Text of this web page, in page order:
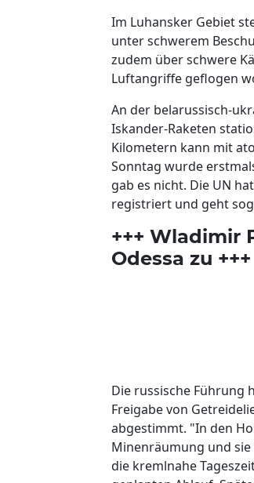
Im Luhansker Gebiet
unter schwerem
zudem über schwere
Luftangriffe geflogen
An der belarussisch-
Iskander-Raketen
Kilometern kann mit
Sonntag wurde
gab es nicht. Die UN
registriert und geht
+++ Wladimir
Odessa zu +++
Die russische Führung
Freigabe von
abgestimmt. "In den
Minenräumung und
die kremlnahe